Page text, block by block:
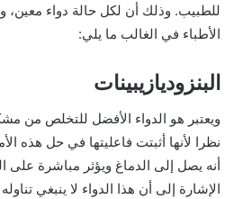
للطبيب. وذلك أن لكل حالة دواء معين،
الأطباء في الغالب ما يلي:
البنزوديازيبينات
ويعتبر هو الدواء الأفضل للتخلص من
نظرا لأنها أثبتت فاعليتها في حل
أنه يصل إلى الدماغ ويؤثر مباشرة على
الإشارة إلى أن هذا الدواء لا ينبغي